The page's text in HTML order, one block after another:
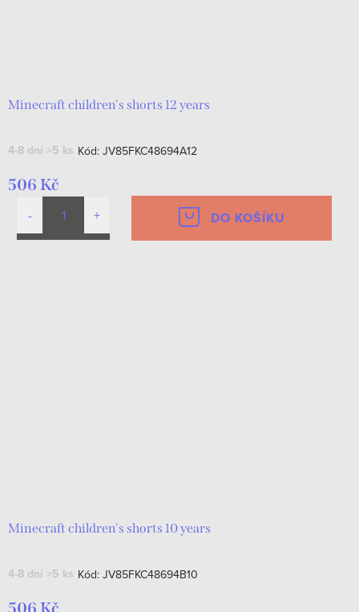
Minecraft children's shorts 12 years
4-8 dní >5 ks Kód: JV85FKC48694A12
506 Kč
DO KOŠÍKU
Minecraft children's shorts 10 years
4-8 dní >5 ks Kód: JV85FKC48694B10
506 Kč